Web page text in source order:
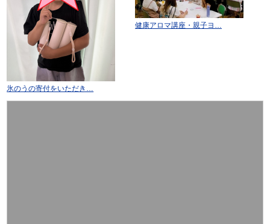
氷のうの寄付をいただき…
健康アロマ講座・親子ヨ…